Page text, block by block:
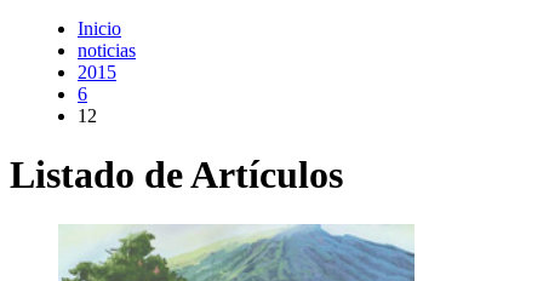
Inicio
noticias
2015
6
12
Listado de Artículos